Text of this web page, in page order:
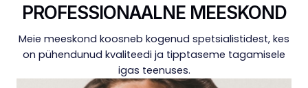
PROFESSIONAALNE MEESKOND
Meie meeskond koosneb kogenud spetsialistidest, kes
on pühendunud kvaliteedi ja tipptaseme tagamisele
igas teenuses.